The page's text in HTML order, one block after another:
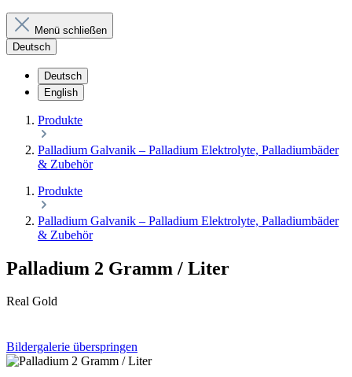
Menü schließen
Deutsch
Deutsch
English
Produkte
Palladium Galvanik – Palladium Elektrolyte, Palladiumbäder
& Zubehör
Produkte
Palladium Galvanik – Palladium Elektrolyte, Palladiumbäder
& Zubehör
Palladium 2 Gramm / Liter
Real Gold
Bildergalerie überspringen